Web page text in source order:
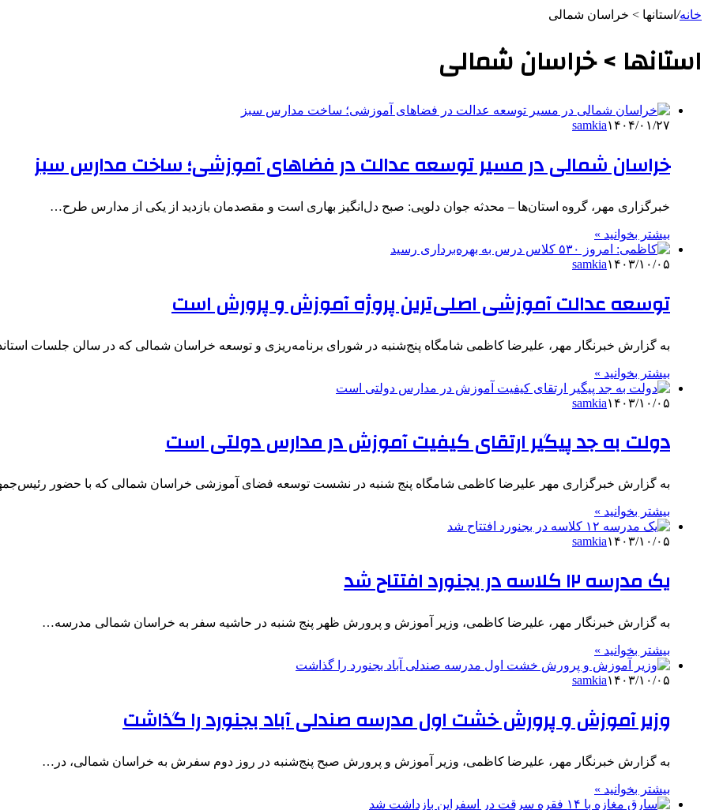
خانه/ استانها > خراسان شمالی
استانها > خراسان شمالی
samkia۱۴۰۴/۰۱/۲۷
خراسان شمالی در مسیر توسعه عدالت در فضاهای آموزشی؛ ساخت مدارس سبز
‌خبرگزاری مهر، گروه استان‌ها – محدثه جوان دلویی: صبح دل‌انگیز بهاری است و مقصدمان بازدید از یکی از مدارس طرح…
بیشتر بخوانید »
samkia۱۴۰۳/۱۰/۰۵
توسعه عدالت آموزشی اصلی‌ترین پروژه آموزش و پرورش است
به گزارش خبرنگار مهر، علیرضا کاظمی شامگاه پنج‌شنبه در شورای برنامه‌ریزی و توسعه خراسان شمالی که در سالن جلسات
بیشتر بخوانید »
samkia۱۴۰۳/۱۰/۰۵
دولت به جد پیگیر ارتقای کیفیت آموزش در مدارس دولتی است
به گزارش خبرگزاری مهر علیرضا کاظمی شامگاه پنج شنبه در نشست توسعه فضای آموزشی خراسان شمالی که با حضور
بیشتر بخوانید »
samkia۱۴۰۳/۱۰/۰۵
یک مدرسه ۱۲ کلاسه در بجنورد افتتاح شد
به گزارش خبرنگار مهر، علیرضا کاظمی، وزیر آموزش و پرورش ظهر پنج شنبه در حاشیه سفر به خراسان شمالی مدرسه…
بیشتر بخوانید »
samkia۱۴۰۳/۱۰/۰۵
وزیر آموزش و پرورش خشت اول مدرسه صندلی آباد بجنورد را گذاشت
به گزارش خبرنگار مهر، علیرضا کاظمی، وزیر آموزش و پرورش صبح پنج‌شنبه در روز دوم سفرش به خراسان شمالی، در…
بیشتر بخوانید »